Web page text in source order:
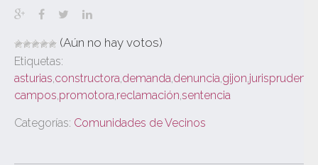
(Aún no hay votos)
Etiquetas:
asturias,constructora,demanda,denuncia,gijon,
campos,promotora,reclamación,sentencia
Categorías: Comunidades de Vecinos